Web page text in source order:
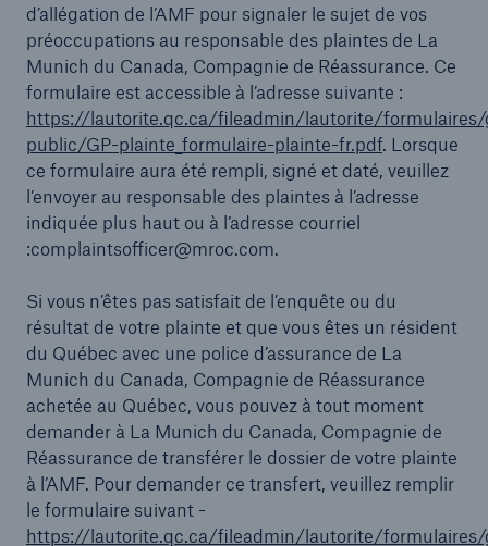
d’allégation de l’AMF pour signaler le sujet de vos
préoccupations au responsable des plaintes de La
Munich du Canada, Compagnie de Réassurance. Ce
formulaire est accessible à l’adresse suivante :
https://lautorite.qc.ca/fileadmin/lautorite/
public/GP-plainte_formulaire-plainte-fr.pdf. Lorsque
ce formulaire aura été rempli, signé et daté, veuillez
l’envoyer au responsable des plaintes à l’adresse
indiquée plus haut ou à l’adresse courriel
:complaintsofficer@mroc.com.
Si vous n’êtes pas satisfait de l’enquête ou du
résultat de votre plainte et que vous êtes un résident
du Québec avec une police d’assurance de La
Munich du Canada, Compagnie de Réassurance
achetée au Québec, vous pouvez à tout moment
demander à La Munich du Canada, Compagnie de
Réassurance de transférer le dossier de votre plainte
à l’AMF. Pour demander ce transfert, veuillez remplir
le formulaire suivant -
https://lautorite.qc.ca/fileadmin/lautorite/